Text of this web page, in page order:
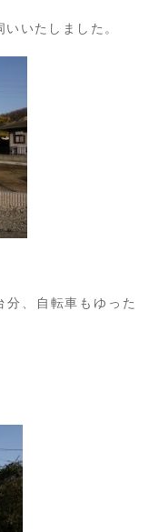
いたしました。
分、自転車もゆった